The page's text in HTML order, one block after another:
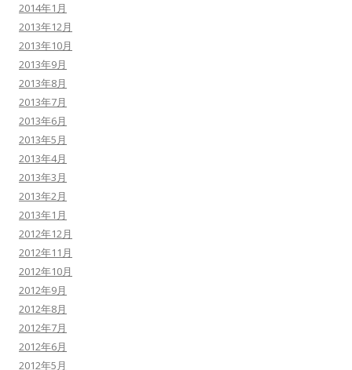
2014年1月
2013年12月
2013年10月
2013年9月
2013年8月
2013年7月
2013年6月
2013年5月
2013年4月
2013年3月
2013年2月
2013年1月
2012年12月
2012年11月
2012年10月
2012年9月
2012年8月
2012年7月
2012年6月
2012年5月